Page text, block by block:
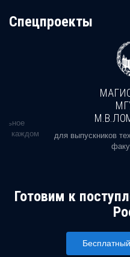
Cпецпроекты
в каждом
для выпускников
Готовим к